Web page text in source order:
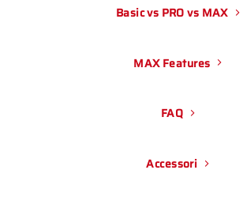
Basic vs PRO vs MAX
MAX Features
FAQ
Accessori